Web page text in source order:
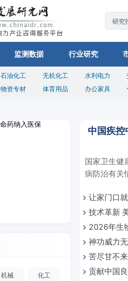
监测数据 行业研究
石油化工 无机化工 水利电力
物资专材 体育用品 办公家具
机械 化工
中国疾
国家卫生健
病防治有关
让家门口
技术革新
痕” 新时代
2026年生
引领行业升
神功威力
苦尽甘不
代密码
贡献中国